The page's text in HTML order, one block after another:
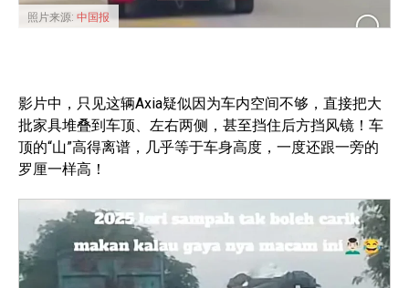
照片来源: 中国报
影片中，只见这辆Axia疑似因为车内空间不够，直接把大
批家具堆叠到车顶、左右两侧，甚至挡住后方挡风镜！车
顶的“山”高得离谱，几乎等于车身高度，一度还跟一旁的
罗厘一样高！